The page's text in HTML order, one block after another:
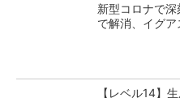
新型コロナで
で解消、イグ
【レベル14】